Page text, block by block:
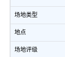
场地类型
地点
场地评级